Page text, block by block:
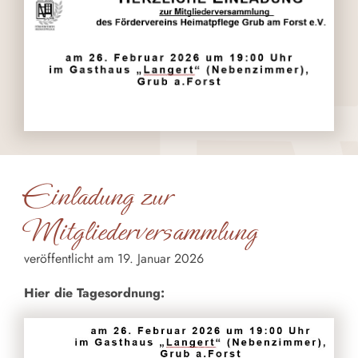
Einladung zur
Mitgliederversammlung
veröffentlicht am 19. Januar 2026
Hier die Tagesordnung: